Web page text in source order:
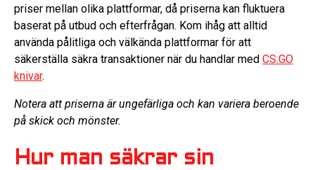
priser mellan olika plattformar, då priserna kan fluktuera
baserat på utbud och efterfrågan. Kom ihåg att alltid
använda pålitliga och välkända plattformar för att
säkerställa säkra transaktioner när du handlar med CS:GO
knivar.
Notera att priserna är ungefärliga och kan variera beroende
på skick och mönster.
Hur man säkrar sin